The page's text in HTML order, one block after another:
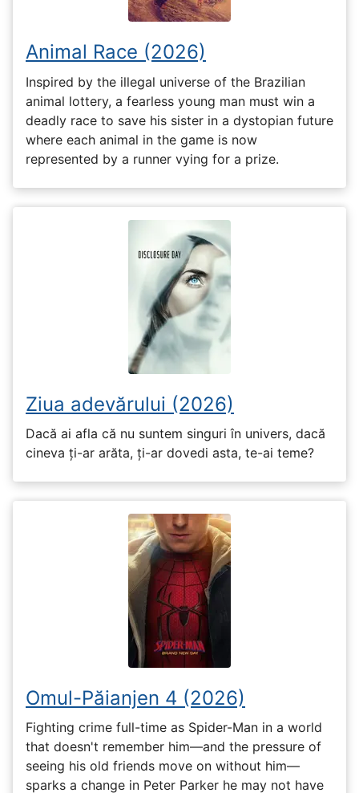
Animal Race (2026)
Inspired by the illegal universe of the Brazilian
animal lottery, a fearless young man must win a
deadly race to save his sister in a dystopian future
where each animal in the game is now
represented by a runner vying for a prize.
Ziua adevărului (2026)
Dacă ai afla că nu suntem singuri în univers, dacă
cineva ți-ar arăta, ți-ar dovedi asta, te-ai teme?
Omul-Păianjen 4 (2026)
Fighting crime full-time as Spider-Man in a world
that doesn't remember him—and the pressure of
seeing his old friends move on without him—
sparks a change in Peter Parker he may not have